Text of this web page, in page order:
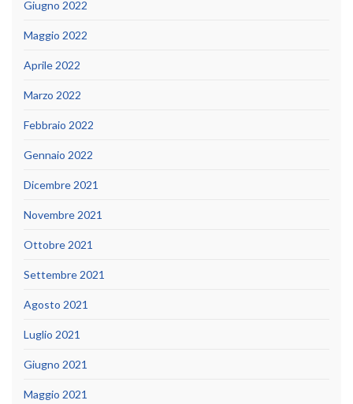
Giugno 2022
Maggio 2022
Aprile 2022
Marzo 2022
Febbraio 2022
Gennaio 2022
Dicembre 2021
Novembre 2021
Ottobre 2021
Settembre 2021
Agosto 2021
Luglio 2021
Giugno 2021
Maggio 2021